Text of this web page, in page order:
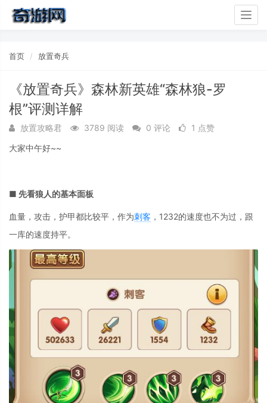
首页 放置奇兵
《放置奇兵》森林新英雄“森林狼-罗
根”评测详解
放置攻略君 3789 阅读 0 评论
1 点赞
大家中午好~~
■ 先看狼人的基本面板
血量，攻击，护甲都比较平，作为刺客 ，1232的速度也不为过，跟
一库的速度持平。